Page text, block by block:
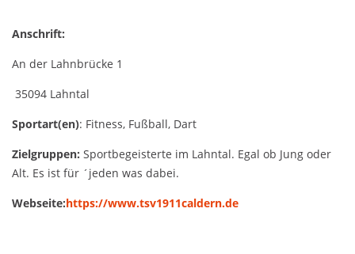
Anschrift:
An der Lahnbrücke 1
35094 Lahntal
Sportart(en): Fitness, Fußball, Dart
Zielgruppen: Sportbegeisterte im Lahntal. Egal ob Jung oder
Alt. Es ist für ´jeden was dabei.
Webseite:https://www.tsv1911caldern.de